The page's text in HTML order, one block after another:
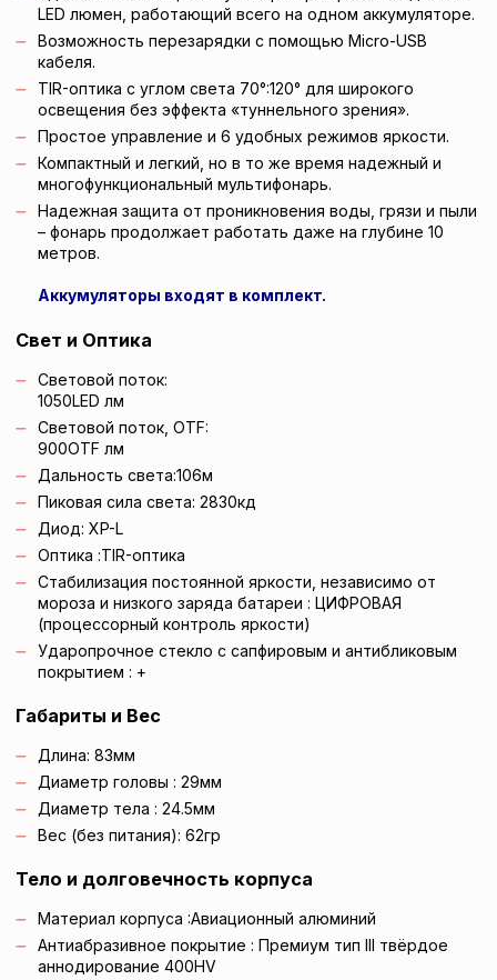
LED люмен, работающий всего на одном аккумуляторе.
Возможность перезарядки с помощью Micro-USB
кабеля.
TIR-оптика с углом света 70°:120° для широкого
освещения без эффекта «туннельного зрения».
Простое управление и 6 удобных режимов яркости.
Компактный и легкий, но в то же время надежный и
многофункциональный мультифонарь.
Надежная защита от проникновения воды, грязи и пыли
– фонарь продолжает работать даже на глубине 10
метров.
Аккумуляторы входят в комплект.
Свет и Оптика
Световой поток:
1050LED лм
Световой поток, OTF:
900OTF лм
Дальность света:106м
Пиковая сила света: 2830кд
Диод: XP-L
Оптика :TIR-оптика
Стабилизация постоянной яркости, независимо от
мороза и низкого заряда батареи : ЦИФРОВАЯ
(процессорный контроль яркости)
Ударопрочное стекло с сапфировым и антибликовым
покрытием : +
Габариты и Вес
Длина: 83мм
Диаметр головы : 29мм
Диаметр тела : 24.5мм
Вес (без питания): 62гр
Тело и долговечность корпуса
Материал корпуса :Авиационный алюминий
Антиабразивное покрытие : Премиум тип III твёрдое
аннодирование 400HV